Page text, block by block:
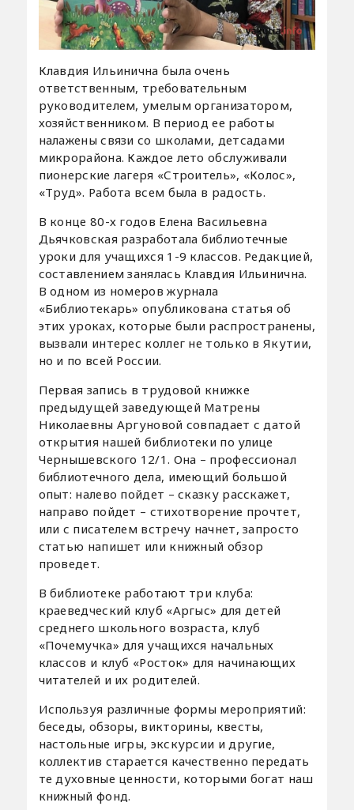
Клавдия Ильинична была очень
ответственным, требовательным
руководителем, умелым организатором,
хозяйственником. В период ее работы
налажены связи со школами, детсадами
микрорайона. Каждое лето обслуживали
пионерские лагеря «Строитель», «Колос»,
«Труд». Работа всем была в радость.
В конце 80-х годов Елена Васильевна
Дьячковская разработала библиотечные
уроки для учащихся 1-9 классов. Редакцией,
составлением занялась Клавдия Ильинична.
В одном из номеров журнала
«Библиотекарь» опубликована статья об
этих уроках, которые были распространены,
вызвали интерес коллег не только в Якутии,
но и по всей России.
Первая запись в трудовой книжке
предыдущей заведующей Матрены
Николаевны Аргуновой совпадает с датой
открытия нашей библиотеки по улице
Чернышевского 12/1. Она – профессионал
библиотечного дела, имеющий большой
опыт: налево пойдет – сказку расскажет,
направо пойдет – стихотворение прочтет,
или с писателем встречу начнет, запросто
статью напишет или книжный обзор
проведет.
В библиотеке работают три клуба:
краеведческий клуб «Аргыс» для детей
среднего школьного возраста, клуб
«Почемучка» для учащихся начальных
классов и клуб «Росток» для начинающих
читателей и их родителей.
Используя различные формы мероприятий:
беседы, обзоры, викторины, квесты,
настольные игры, экскурсии и другие,
коллектив старается качественно передать
те духовные ценности, которыми богат наш
книжный фонд.